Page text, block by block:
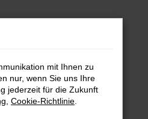
mit Ihnen zu
nur, wenn Sie uns Ihre
jederzeit für die Zukunft
Cookie-Richtlinie